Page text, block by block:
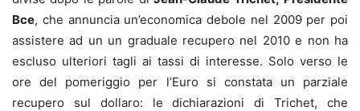
Bce, che annuncia un’economica debole nel 2009 per poi
assistere ad un un graduale recupero nel 2010 e non ha
escluso ulteriori tagli ai tassi di interesse. Solo verso le
ore del pomeriggio per l’Euro si constata un parziale
recupero sul dollaro: le dichiarazioni di Trichet, che